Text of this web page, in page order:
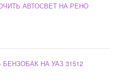
АВТОСВЕТ НА РЕНО
НА УАЗ 31512